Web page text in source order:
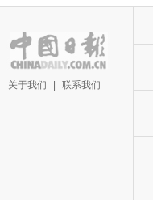
关于我们 联系我们